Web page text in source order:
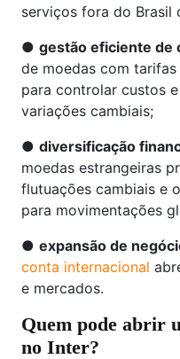
serviços fora do Brasil
● gestão eficiente de
de moedas com
para controlar custos
variações cambiais;
● diversificação
moedas estrangeiras
flutuações cambiais e
para movimentações
● expansão de
conta internacional
e mercados.
Quem pode abrir
no Inter?